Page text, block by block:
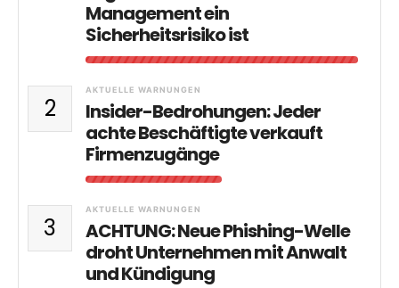
Management ein
Sicherheitsrisiko ist
2
AKTUELLE WARNUNGEN
Insider-Bedrohungen: Jeder
achte Beschäftigte verkauft
Firmenzugänge
3
AKTUELLE WARNUNGEN
ACHTUNG: Neue Phishing-Welle
droht Unternehmen mit Anwalt
und Kündigung